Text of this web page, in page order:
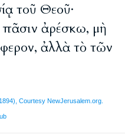
τοῦ Θεοῦ·
ἀρέσκω, μὴ
ἀλλὰ τὸ τῶν
Courtesy NewJerusalem.org.